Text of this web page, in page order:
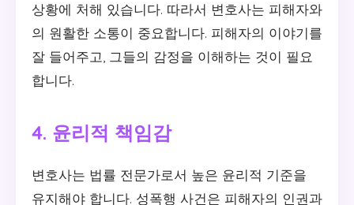
상황에 처해 있습니다. 따라서 변호사는 피해자와
의 원활한 소통이 중요합니다. 피해자의 이야기를
잘 들어주고, 그들의 감정을 이해하는 것이 필요
합니다.
4. 윤리적 책임감
변호사는 법률 전문가로서 높은 윤리적 기준을
유지해야 합니다. 성폭행 사건은 피해자의 인권과